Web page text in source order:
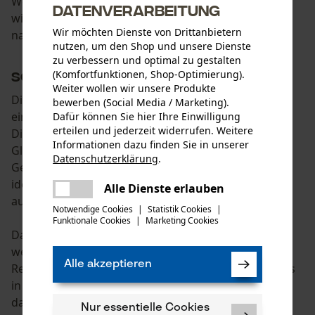
wichtig, ihren Neigungswinkel und ihre Ausrichtung
nach Süden oder Norden zu überwachen.
Solarpanel-Pflege
Die Wartung der Solarmodule erfolgt mindestens
einmal jährlich. Dies wird von
Dienstleistungsunternehmen durchgeführt.
Gleichzeitig überprüft der Spezialist den Betrieb des
Geräts. Falls erforderlich, kann er das Problem
identifizieren und beheben, noch bevor das Gerät
ausfällt.
Darüber hinaus müssen die Solarmodule gereinigt
werden. Dafür kannst du die Dienste eines
Reinigungsunternehmens oder eines Service-Centers
in Anspruch nehmen. Es ist ein absoluter Irrglaube,
dass das Solarpanel nach dem Regen nicht mehr
Datenverarbeitung
Wir möchten Dienste von Drittanbietern
nutzen, um den Shop und unsere Dienste
zu verbessern und optimal zu gestalten
(Komfortfunktionen, Shop-Optimierung).
Weiter wollen wir unsere Produkte
bewerben (Social Media / Marketing).
Dafür können Sie hier Ihre Einwilligung
erteilen und jederzeit widerrufen. Weitere
Informationen dazu finden Sie in unserer
Datenschutzerklärung.
Alle Dienste erlauben
Notwendige Cookies | Statistik Cookies |
Funktionale Cookies | Marketing Cookies
Alle akzeptieren
Nur essentielle Cookies
Es ist ein Fehler aufgetreten. Bitte
versuchen Sie es erneut.
mail